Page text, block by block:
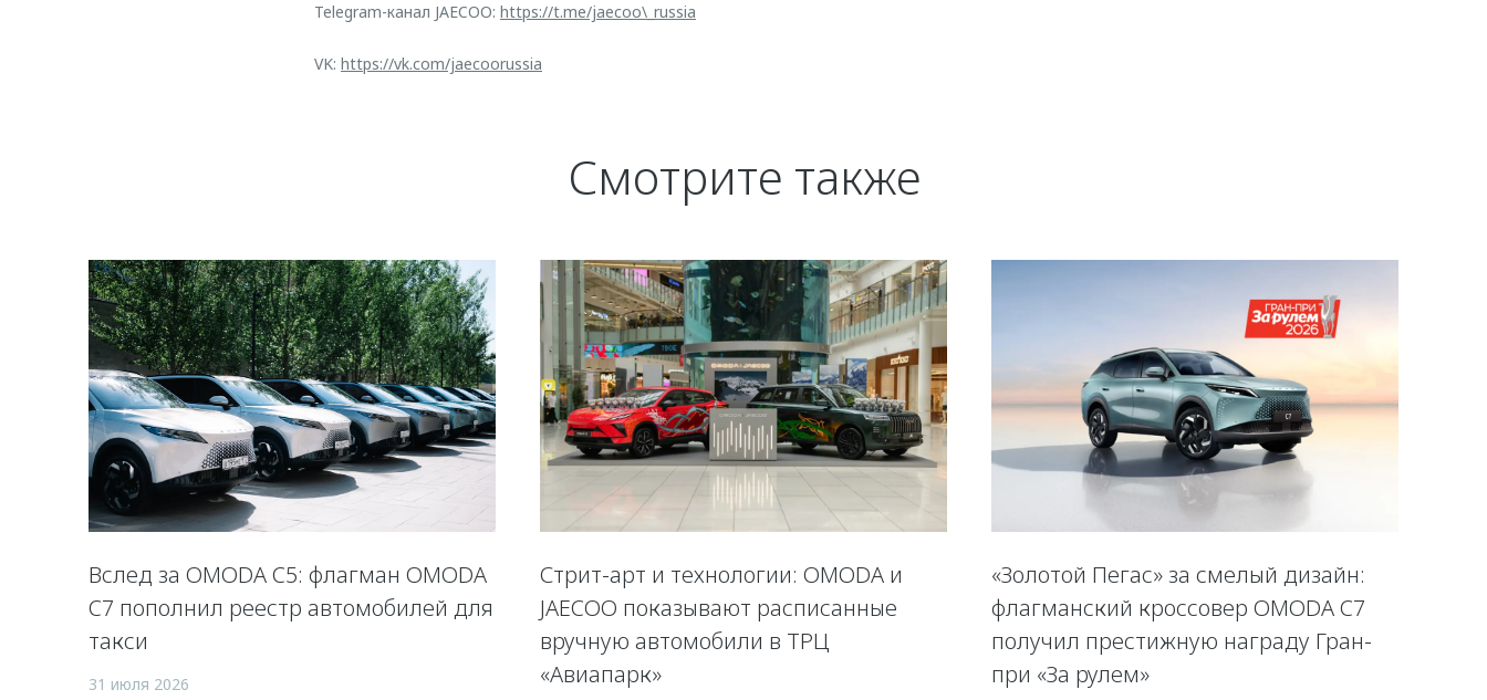
Telegram-канал JAECOO: https://t.me/jaecoo\_russia
VK: https://vk.com/jaecoorussia
Смотрите также
Вслед за OMODA C5: флагман OMODA
C7 пополнил реестр автомобилей для
такси
31 июля 2026
Стрит-арт и технологии: OMODA и
JAECOO показывают расписанные
вручную автомобили в ТРЦ
«Авиапарк»
«Золотой Пегас» за смелый дизайн:
флагманский кроссовер OMODA C7
получил престижную награду Гран-
при «За рулем»